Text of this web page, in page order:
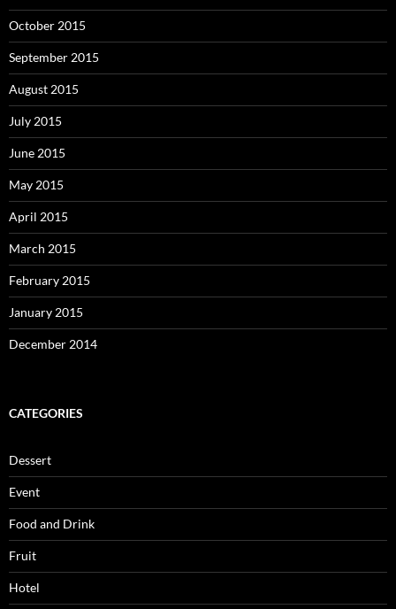
October 2015
September 2015
August 2015
July 2015
June 2015
May 2015
April 2015
March 2015
February 2015
January 2015
December 2014
CATEGORIES
Dessert
Event
Food and Drink
Fruit
Hotel